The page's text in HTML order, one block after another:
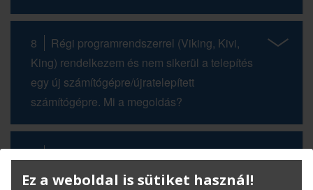
8
Régi programrendszerrel (Viking, Kivi,
King) rendelkezem és nem sikerül a telepítés
egy új számítógépre/újratelepített
számítógépre. Mi a megoldás?
9 Melyik programot válasszam?
Ez a weboldal is sütiket használ!